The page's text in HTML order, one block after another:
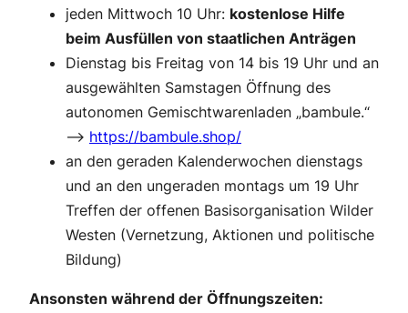
jeden Mittwoch 10 Uhr: kostenlose Hilfe
beim Ausfüllen von staatlichen Anträgen
Dienstag bis Freitag von 14 bis 19 Uhr und an
ausgewählten Samstagen Öffnung des
autonomen Gemischtwarenladen „bambule.“
–> https://bambule.shop/
an den geraden Kalenderwochen dienstags
und an den ungeraden montags um 19 Uhr
Treffen der offenen Basisorganisation Wilder
Westen (Vernetzung, Aktionen und politische
Bildung)
Ansonsten während der Öffnungszeiten: